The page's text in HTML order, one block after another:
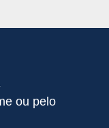
ou pelo